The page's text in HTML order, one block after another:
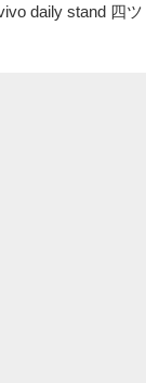
daily stand 四ツ